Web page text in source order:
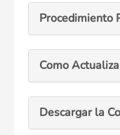
Procedimiento
Como
Descargar la